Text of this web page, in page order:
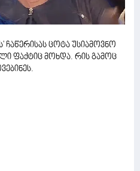
ჩაწერისას ცოტა უსიამოვნო
ფაქტიც მოხდა. რის გამოც